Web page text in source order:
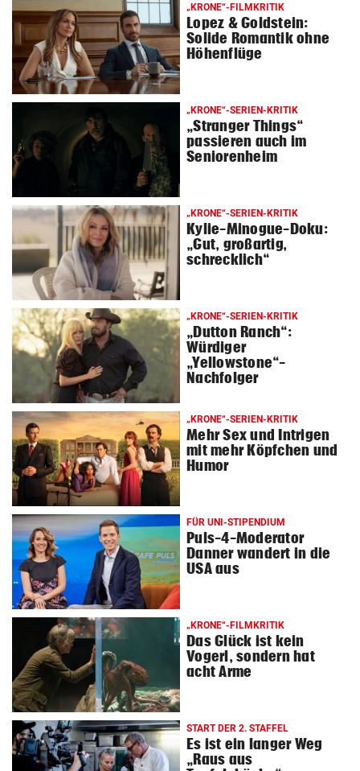
„KRONE“-FILMKRITIK
Lopez & Goldstein:
Solide Romantik ohne
Höhenflüge
„KRONE“-SERIEN-KRITIK
„Stranger Things“
passieren auch im
Seniorenheim
„KRONE“-SERIEN-KRITIK
Kylie-Minogue-Doku:
„Gut, großartig,
schrecklich“
„KRONE“-SERIEN-KRITIK
„Dutton Ranch“:
Würdiger
„Yellowstone“-
Nachfolger
„KRONE“-SERIEN-KRITIK
Mehr Sex und Intrigen
mit mehr Köpfchen und
Humor
FÜR UNI-STIPENDIUM
Puls-4-Moderator
Danner wandert in die
USA aus
„KRONE“-FILMKRITIK
Das Glück ist kein
Vogerl, sondern hat
acht Arme
START DER 2. STAFFEL
Es ist ein langer Weg
„Raus aus